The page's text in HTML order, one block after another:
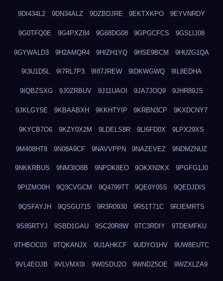
9DI434L2 9DN34ALZ 9DZBDJRE 9EKTXKPO 9EYVNRDY
9G0TFQ0E 9G4PXZ84 9G68DG08 9GPGCFCS 9GSLIJ08
9GYWALD3 9H2AMQR4 9HIZH1YQ 9HSE9BCM 9HU2G1QA
9I3U1D5L 9I7RL7P3 9I87JREW 9IDKWGWQ 9IL8EDHA
9IQBZSXG 9J0ZRBUV 9J11UAOI 9JA7JOQ9 9JHR89JS
9JKLGY5E 9KBAABXH 9KKHTYIP 9KRBN3CP 9KXDCNY7
9KYCB7O6 9KZY0X2M 9LDELS8R 9LI6FD0X 9LPX29XS
9M408HT8 9N08A9CF 9NAVVPPN 9NAZEVEZ 9NDMZNUZ
9NKKRBUS 9NM3IO8B 9NPDK8EO 9OKXN2KX 9PGFG1J0
9PIZMO0H 9Q3CVGCM 9Q4799TT 9QE0Y05S 9QEDJDIS
9QSFAYJH 9QSGU715 9R3R0930 9R51T71C 9RJEMRTS
9S85RTYJ 9SBD1GAU 9SC20R8W 9TC3RDIY 9TDEMFKU
9THBOC03 9TQKANJX 9U1AHKCF 9UDYO1HV 9UW8EUTC
9VL4EOJB 9VLVMX0I 9W0SDU2O 9WNDZ5OE 9WZXLZA9